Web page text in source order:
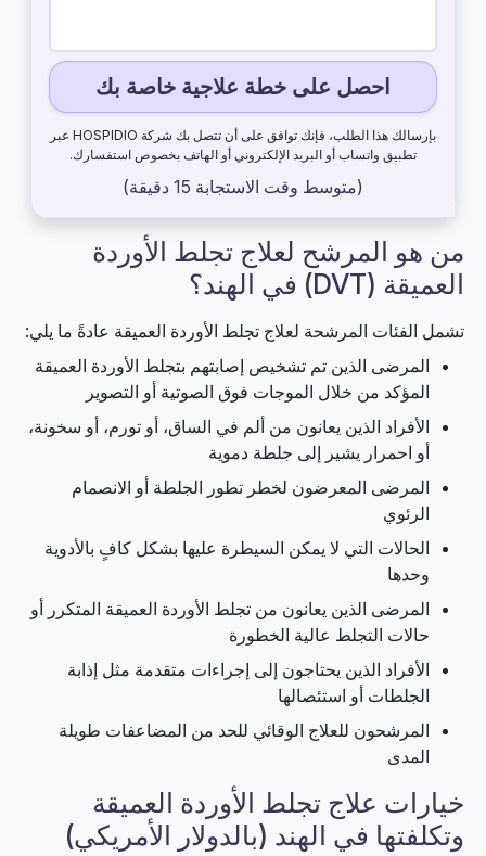
احصل على خطة علاجية خاصة بك
بإرسالك هذا الطلب، فإنك توافق على أن تتصل بك شركة HOSPIDIO عبر
تطبيق واتساب أو البريد الإلكتروني أو الهاتف بخصوص استفسارك.
(متوسط ​​وقت الاستجابة 15 دقيقة)
من هو المرشح لعلاج تجلط الأوردة
العميقة (DVT) في الهند؟
تشمل الفئات المرشحة لعلاج تجلط الأوردة العميقة عادةً ما يلي:
المرضى الذين تم تشخيص إصابتهم بتجلط الأوردة العميقة
المؤكد من خلال الموجات فوق الصوتية أو التصوير
الأفراد الذين يعانون من ألم في الساق، أو تورم، أو سخونة،
أو احمرار يشير إلى جلطة دموية
المرضى المعرضون لخطر تطور الجلطة أو الانصمام
الرئوي
الحالات التي لا يمكن السيطرة عليها بشكل كافٍ بالأدوية
وحدها
المرضى الذين يعانون من تجلط الأوردة العميقة المتكرر أو
حالات التجلط عالية الخطورة
الأفراد الذين يحتاجون إلى إجراءات متقدمة مثل إذابة
الجلطات أو استئصالها
المرشحون للعلاج الوقائي للحد من المضاعفات طويلة
المدى
خيارات علاج تجلط الأوردة العميقة
وتكلفتها في الهند (بالدولار الأمريكي)